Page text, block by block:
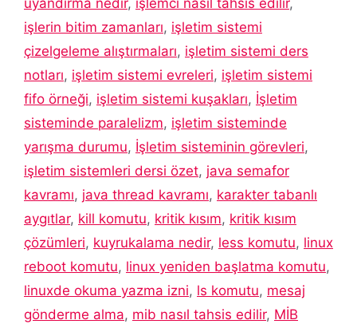
uyandırma nedir, işlemci nasıl tahsis edilir,
işlerin bitim zamanları, işletim sistemi
çizelgeleme alıştırmaları, işletim sistemi ders
notları, işletim sistemi evreleri, işletim sistemi
fifo örneği, işletim sistemi kuşakları, İşletim
sisteminde paralelizm, işletim sisteminde
yarışma durumu, İşletim sisteminin görevleri,
işletim sistemleri dersi özet, java semafor
kavramı, java thread kavramı, karakter tabanlı
aygıtlar, kill komutu, kritik kısım, kritik kısım
çözümleri, kuyrukalama nedir, less komutu, linux
reboot komutu, linux yeniden başlatma komutu,
linuxde okuma yazma izni, ls komutu, mesaj
gönderme alma, mib nasıl tahsis edilir, MİB